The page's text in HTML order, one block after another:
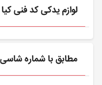
لوازم یدکی کد فنی کیا
مطابق با شماره شاسی